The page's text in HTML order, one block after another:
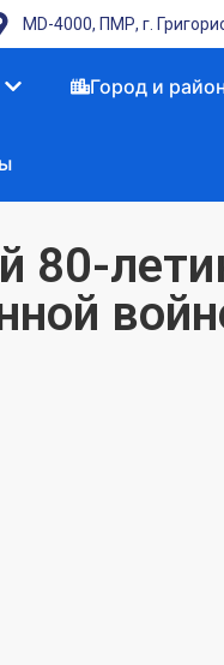
MD-4000, ПМР, г.
Город и
80-